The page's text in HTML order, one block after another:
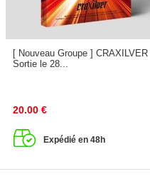
[ Nouveau Groupe ]
Sortie le 28...
20.00 €
Expédié en 48h